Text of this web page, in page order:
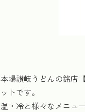
本場讃岐うどんの銘店
ットです。
温・冷と様々なメニュ